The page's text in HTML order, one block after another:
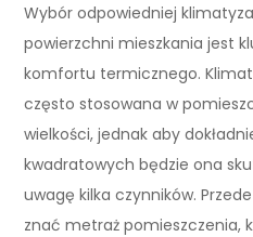
Wybór odpowiedniej
powierzchni mieszkania jest
komfortu termicznego.
często stosowana w
wielkości, jednak aby
kwadratowych będzie ona
uwagę kilka czynników.
znać metraż pomieszczenia,